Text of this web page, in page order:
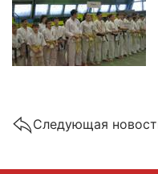
Cледующая